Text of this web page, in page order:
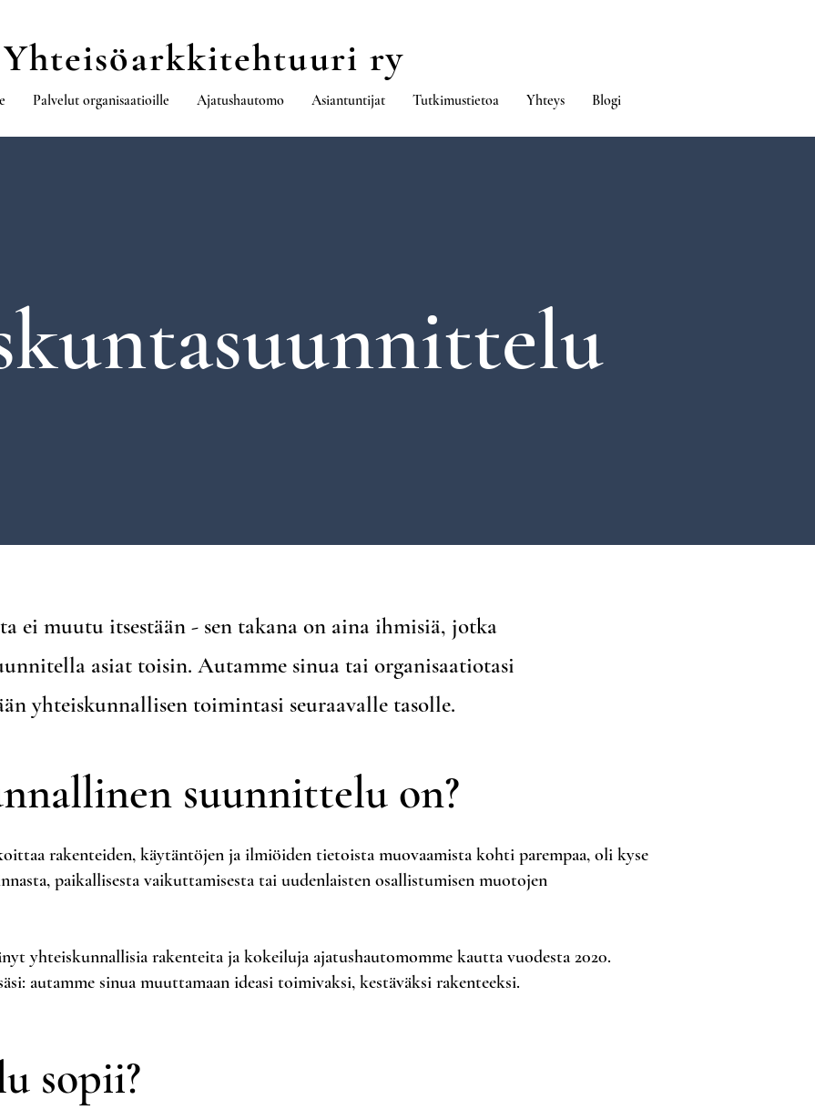
Yhteisöarkkitehtuuri ry
Palvelut organisaatioille Ajatushautomo Asiantuntijat Tutkimustietoa Yhteys Blogi
ei muutu itsestään - sen takana on aina ihmisiä, jotka
asiat toisin. Autamme sinua tai organisaatiotasi
yhteiskunnallisen toimintasi seuraavalle tasolle.
suunnittelu on?
rakenteiden, käytäntöjen ja ilmiöiden tietoista muovaamista kohti parempaa, oli kyse
paikallisesta vaikuttamisesta tai uudenlaisten osallistumisen muotojen
yhteiskunnallisia rakenteita ja kokeiluja ajatushautomomme kautta vuodesta 2020.
autamme sinua muuttamaan ideasi toimivaksi, kestäväksi rakenteeksi.
sopii?